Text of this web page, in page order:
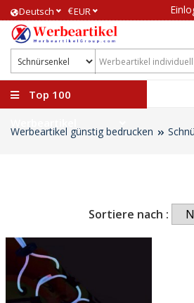
Deutsch €EUR
Top 100
Werbeartikel günstig bedrucken
Sortiere nach :